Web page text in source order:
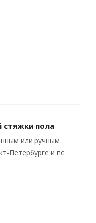
стяжки пола
или ручным
Петербурге и по